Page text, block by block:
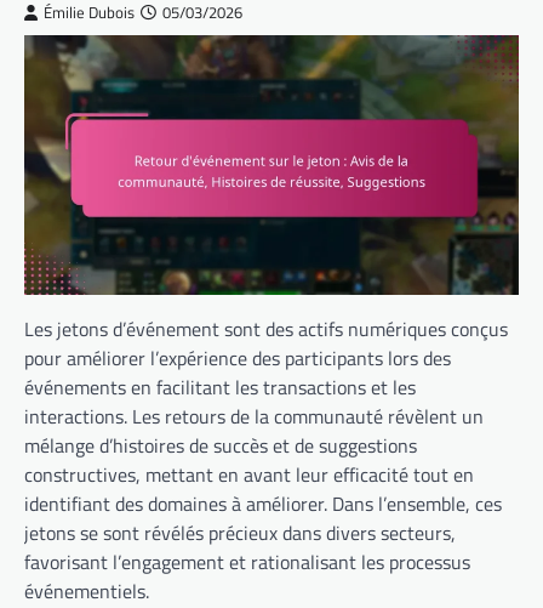
Émilie Dubois 05/03/2026
Les jetons d’événement sont des actifs numériques conçus
pour améliorer l’expérience des participants lors des
événements en facilitant les transactions et les
interactions. Les retours de la communauté révèlent un
mélange d’histoires de succès et de suggestions
constructives, mettant en avant leur efficacité tout en
identifiant des domaines à améliorer. Dans l’ensemble, ces
jetons se sont révélés précieux dans divers secteurs,
favorisant l’engagement et rationalisant les processus
événementiels.